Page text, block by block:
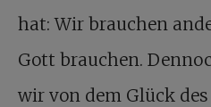
hat: Wir brauchen
Gott brauchen.
wir von dem Glück